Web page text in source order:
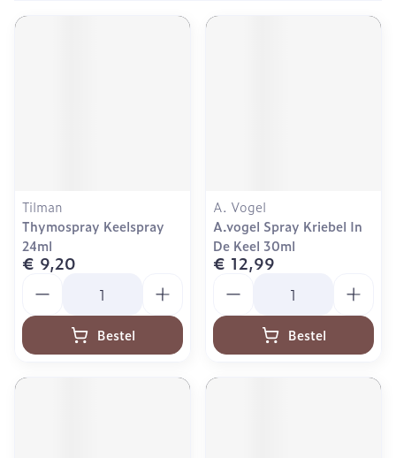
Tilman
Thymospray Keelspray
24ml
€ 9,20
Bestel
A. Vogel
A.vogel Spray Kriebel In
De Keel 30ml
€ 12,99
Bestel